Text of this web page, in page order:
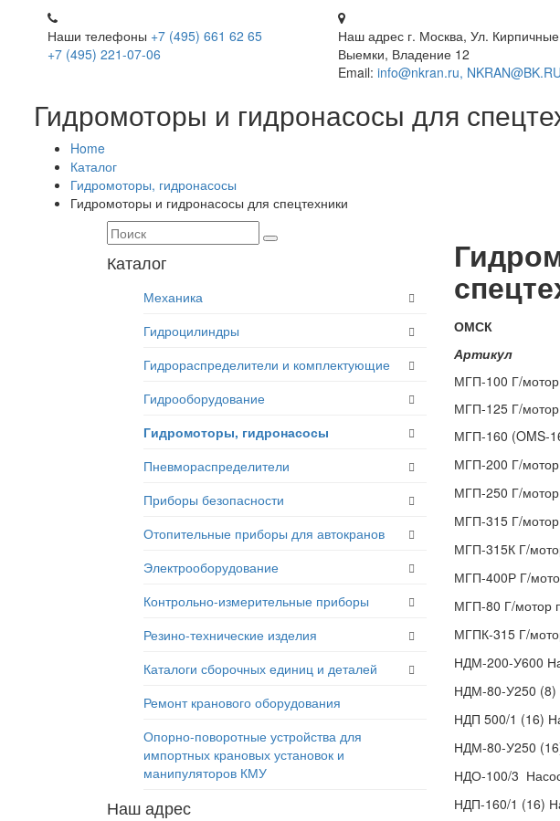
Наши телефоны +7 (495) 661 62 65
+7 (495) 221-07-06
Наш адресг. Москва, Ул. Кирпичные
Выемки, Владение 12
Email: info@nkran.ru, NKRAN@BK.RU
Гидромоторы и гидронасосы для
Home
Каталог
Гидромоторы, гидронасосы
Гидромоторы и гидронасосы для спецтехники
Каталог
Механика
Гидроцилиндры
Гидрораспределители и комплектующие
Гидрооборудование
Гидромоторы, гидронасосы
Пневмораспределители
Приборы безопасности
Отопительные приборы для автокранов
Электрооборудование
Контрольно-измерительные приборы
Резино-технические изделия
Каталоги сборочных единиц и деталей
Ремонт кранового оборудования
Опорно-поворотные устройства для
импортных крановых установок и
манипуляторов КМУ
Наш адрес
ОМСК
Артикул
МГП-100 Г/
МГП-125 Г/
МГП-160 (OMS-
МГП-200 Г/
МГП-250 Г/
МГП-315 Г/
МГП-315К Г/
МГП-400Р Г/
МГП-80 Г/мотор
МГПК-315 Г/
НДМ-200-У600
НДМ-80-У250 (8)
НДП 500/1 (16)
НДМ-80-У250
НДО-100/3
НДП-160/1 (16)